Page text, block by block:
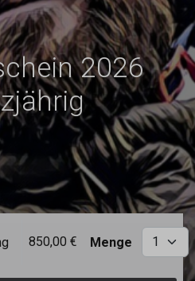
2026
850,00 € Menge